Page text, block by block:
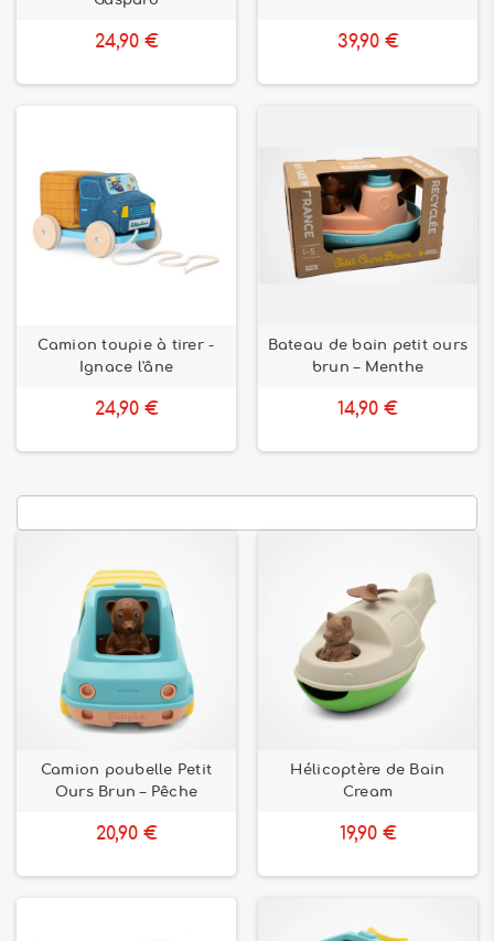
24,90 € 39,90 €
Camion toupie à tirer -
Ignace l'âne
24,90 €
Bateau de bain petit ours
brun – Menthe
14,90 €
Camion poubelle Petit
Ours Brun – Pêche
20,90 €
Hélicoptère de Bain
Cream
19,90 €